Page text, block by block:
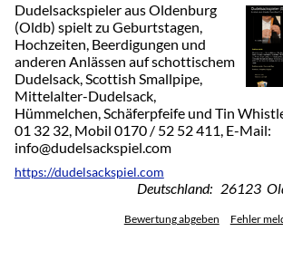
Dudelsackspieler aus Oldenburg
(Oldb) spielt zu Geburtstagen,
Hochzeiten, Beerdigungen und
anderen Anlässen auf schottischem
Dudelsack, Scottish Smallpipe,
Mittelalter-Dudelsack,
Hümmelchen, Schäferpfeife und Tin
01 32 32, Mobil 0170 / 52 52 411, E-Mail:
info@dudelsackspiel.com
https://dudelsackspiel.com
Deutschland: 26123
Bewertung abgeben Fehler